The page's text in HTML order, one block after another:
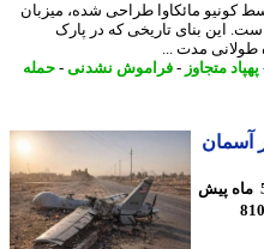
که در سال 1976 توسط کونیو مائکاوا طراحی شده، میزبان
بنای تاریخی که در پارک
متجاوز-فراموش نشدنی-حمله
پیش